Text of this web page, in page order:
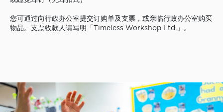
您可通过向行政办公室提交订购单及支票，或亲临行政办公室购买
物品。支票收款人请写明「Timeless Workshop Ltd.」。